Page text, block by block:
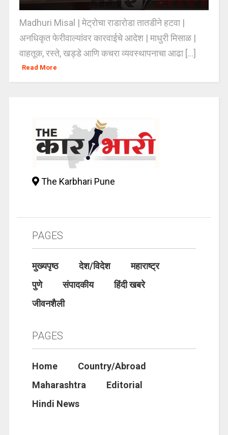
Madhuri Misal | मेट्रोचा राडारोडा तातडीने हटवा |
अनधिकृत फेरीवाल्यांवर कारवाईचे आदेश | माधुरी मिसाळ |
वाहतूक, रस्ते, खड्डे आणि कचरा व्यवस्थापनाचा आढा [...]
Read More
The Karbhari Pune
PAGES
मुख्यपृष्ठ देश/विदेश
महाराष्ट्र
पुणे
संपादकीय
हिंदी खबरे
जीवनशैली
PAGES
Home
Country/Abroad
Maharashtra
Editorial
Hindi News